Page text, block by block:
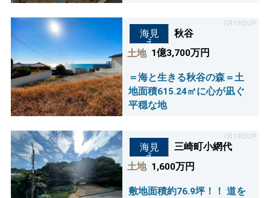
7月19日UP
海見
え
秋谷
土地 1億3,700万円
＝海と生きる秋谷の森＝土
地面積615.24㎡に心が凪ぐ
平穏な地
7月19日UP
海見
え
三崎町小網代
土地 1,600万円
敷地面積約76.9坪！！ 道を